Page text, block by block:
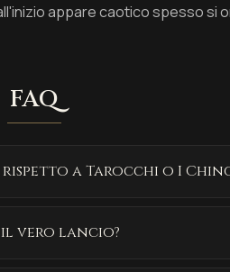
appare caotico spesso si
FAQ
a Tarocchi o I
vero lancio?